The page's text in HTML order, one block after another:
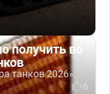
получить во
танков 2026»...
6